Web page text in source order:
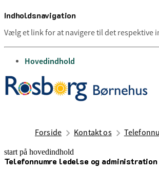
Indholdsnavigation
Vælg et link for at navigere til det respektive
gå til
Hovedindhold
Forside Kontakt os
start på hovedindhold
Telefonnumre ledelse og administration
senest opdateret 12. februar 2026